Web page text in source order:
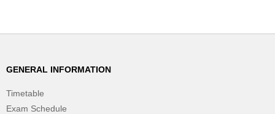
GENERAL INFORMATION
Timetable
Exam Schedule